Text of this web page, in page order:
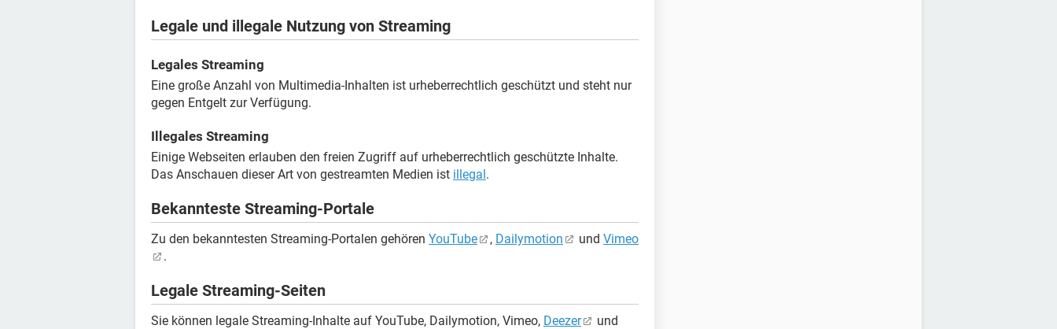
Legale und illegale Nutzung von Streaming
Legales Streaming
Eine große Anzahl von Multimedia-Inhalten ist urheberrechtlich geschützt und steht nur
gegen Entgelt zur Verfügung.
Illegales Streaming
Einige Webseiten erlauben den freien Zugriff auf urheberrechtlich geschützte Inhalte.
Das Anschauen dieser Art von gestreamten Medien ist illegal.
Bekannteste Streaming-Portale
Zu den bekanntesten Streaming-Portalen gehören YouTube , Dailymotion und Vimeo
.
Legale Streaming-Seiten
Sie können legale Streaming-Inhalte auf YouTube, Dailymotion, Vimeo, Deezer
und